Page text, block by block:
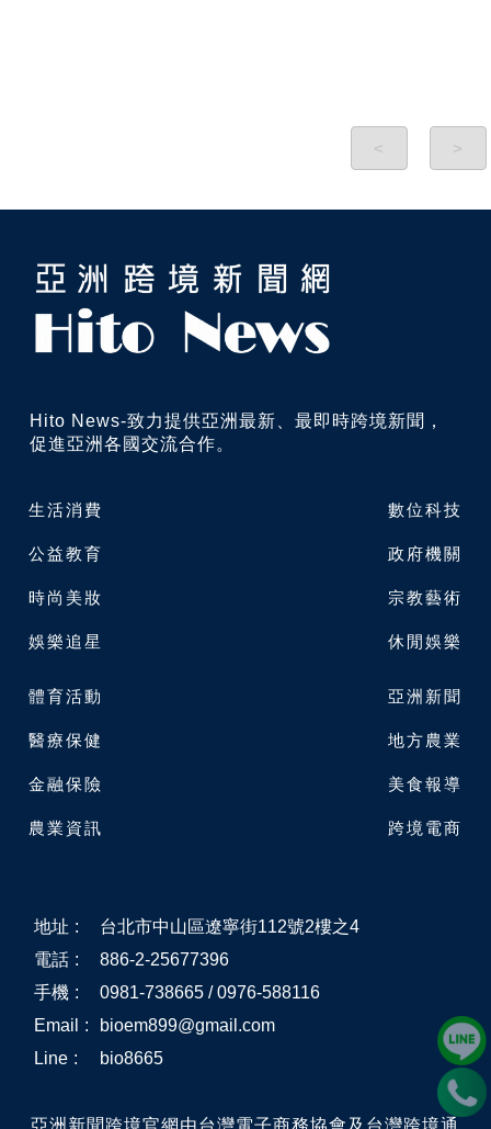
< >
生活消費
公益教育
時尚美妝
娛樂追星
數位科技
政府機關
宗教藝術
休閒娛樂
體育活動
醫療保健
金融保險
農業資訊
亞洲新聞
地方農業
美食報導
跨境電商
Hito News-致力提供亞洲最新、最即時跨境新聞，
促進亞洲各國交流合作。
地址 :
台北市中山區遼寧街112號2樓之4
電話 :
886-2-25677396
手機 :
0981-738665 / 0976-588116
Email
:
bioem899@gmail.com
Line : bio8665
亞洲新聞跨境官網由台灣電子商務協會及台灣跨境通